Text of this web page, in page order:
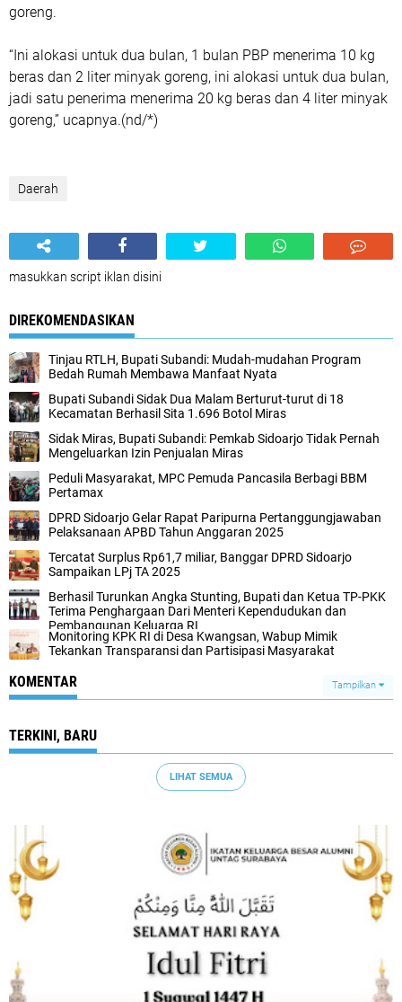
goreng.
“Ini alokasi untuk dua bulan, 1 bulan PBP menerima 10 kg
beras dan 2 liter minyak goreng, ini alokasi untuk dua bulan,
jadi satu penerima menerima 20 kg beras dan 4 liter minyak
goreng,” ucapnya.(nd/*)
Daerah
masukkan script iklan disini
DIREKOMENDASIKAN
Tinjau RTLH, Bupati Subandi: Mudah-mudahan Program
Bedah Rumah Membawa Manfaat Nyata
Bupati Subandi Sidak Dua Malam Berturut-turut di 18
Kecamatan Berhasil Sita 1.696 Botol Miras
Sidak Miras, Bupati Subandi: Pemkab Sidoarjo Tidak Pernah
Mengeluarkan Izin Penjualan Miras
Peduli Masyarakat, MPC Pemuda Pancasila Berbagi BBM
Pertamax
DPRD Sidoarjo Gelar Rapat Paripurna Pertanggungjawaban
Pelaksanaan APBD Tahun Anggaran 2025
Tercatat Surplus Rp61,7 miliar, Banggar DPRD Sidoarjo
Sampaikan LPj TA 2025
Berhasil Turunkan Angka Stunting, Bupati dan Ketua TP-PKK
Terima Penghargaan Dari Menteri Kependudukan dan
Pembangunan Keluarga RI
Monitoring KPK RI di Desa Kwangsan, Wabup Mimik
Tekankan Transparansi dan Partisipasi Masyarakat
KOMENTAR Tampilkan
TERKINI, BARU
LIHAT SEMUA